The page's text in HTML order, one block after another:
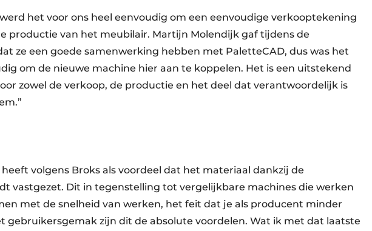
het voor ons heel eenvoudig om een eenvoudige verkooptekening
productie van het meubilair. Martijn Molendijk gaf tijdens de
ze een goede samenwerking hebben met PaletteCAD, dus was het
om de nieuwe machine hier aan te koppelen. Het is een uitstekend
zowel de verkoop, de productie en het deel dat verantwoordelijk is
heeft volgens Broks als voordeel dat het materiaal dankzij de
vastgezet. Dit in tegenstelling tot vergelijkbare machines die werken
met de snelheid van werken, het feit dat je als producent minder
gebruikersgemak zijn dit de absolute voordelen. Wat ik met dat laatste